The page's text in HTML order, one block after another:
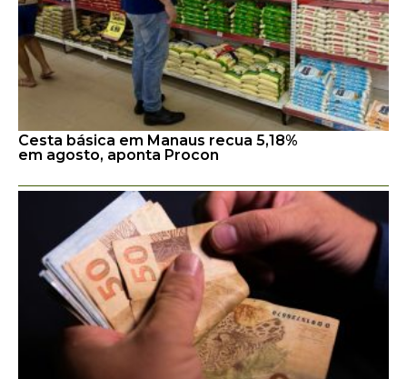
Cesta básica em Manaus recua 5,18%
em agosto, aponta Procon